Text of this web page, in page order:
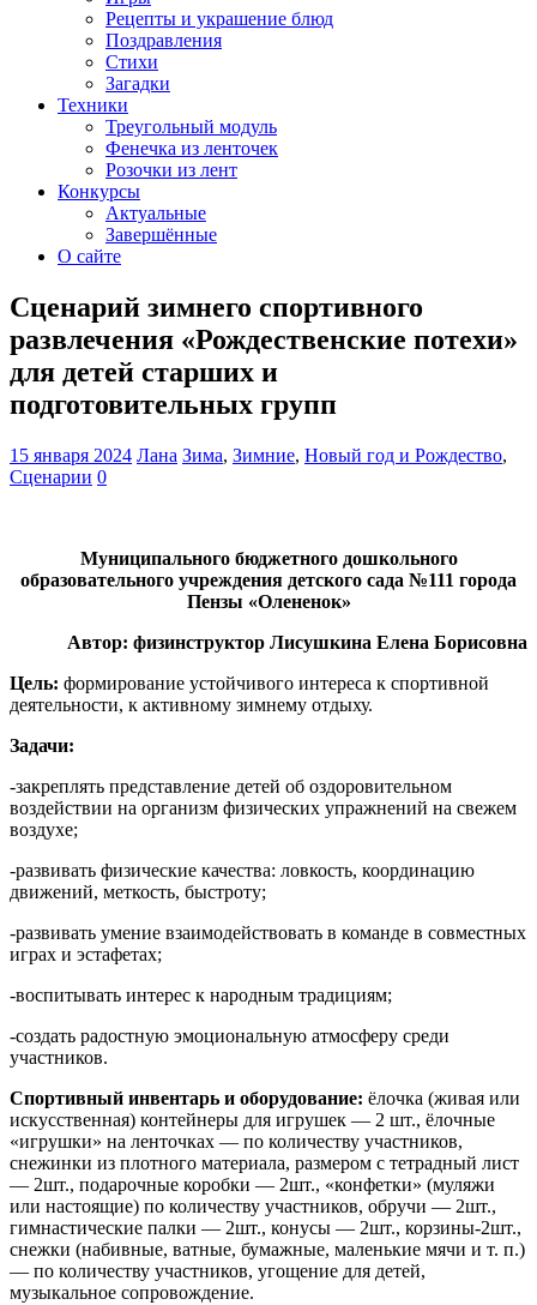
Рецепты и украшение блюд
Поздравления
Стихи
Загадки
Техники
Треугольный модуль
Фенечка из ленточек
Розочки из лент
Конкурсы
Актуальные
Завершённые
О сайте
Сценарий зимнего спортивного
развлечения «Рождественские потехи»
для детей старших и
подготовительных групп
15 января 2024 Лана Зима, Зимние, Новый год и Рождество,
Сценарии 0
Муниципального бюджетного дошкольного
образовательного учреждения детского сада №111 города
Пензы «Олененок»
Автор: физинструктор Лисушкина Елена Борисовна
Цель: формирование устойчивого интереса к спортивной
деятельности, к активному зимнему отдыху.
Задачи:
-закреплять представление детей об оздоровительном
воздействии на организм физических упражнений на свежем
воздухе;
-развивать физические качества: ловкость, координацию
движений, меткость, быстроту;
-развивать умение взаимодействовать в команде в совместных
играх и эстафетах;
-воспитывать интерес к народным традициям;
-создать радостную эмоциональную атмосферу среди
участников.
Спортивный инвентарь и оборудование: ёлочка (живая или
искусственная) контейнеры для игрушек — 2 шт., ёлочные
«игрушки» на ленточках — по количеству участников,
снежинки из плотного материала, размером с тетрадный лист
— 2шт., подарочные коробки — 2шт., «конфетки» (муляжи
или настоящие) по количеству участников, обручи — 2шт.,
гимнастические палки — 2шт., конусы — 2шт., корзины-2шт.,
снежки (набивные, ватные, бумажные, маленькие мячи и т. п.)
— по количеству участников, угощение для детей,
музыкальное сопровождение.